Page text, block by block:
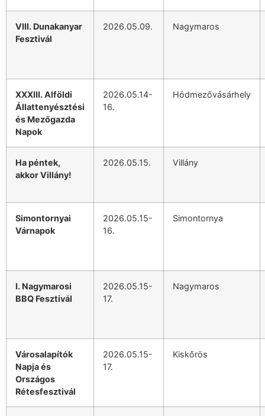
VIII. Dunakanyar
Fesztivál
2026.05.09. Nagymaros
XXXIII. Alföldi
Állattenyésztési
és Mezőgazda
Napok
2026.05.14-
16.
Hódmezővásárhely
Ha péntek,
akkor Villány!
2026.05.15. Villány
Simontornyai
Várnapok
2026.05.15-
16.
Simontornya
I. Nagymarosi
BBQ Fesztivál
2026.05.15-
17.
Nagymaros
Városalapítók
Napja és
Országos
Rétesfesztivál
2026.05.15-
17.
Kiskőrös